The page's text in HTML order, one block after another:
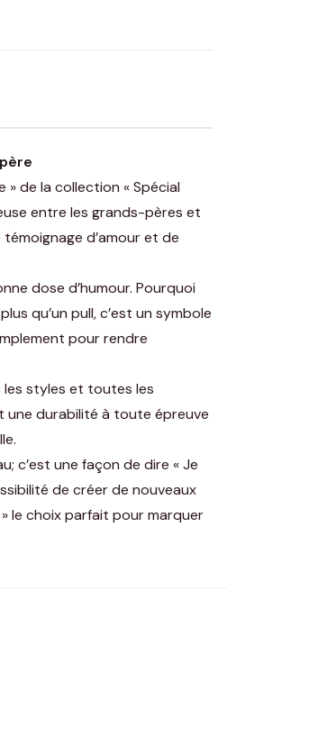
» de la collection « Spécial
entre les grands-pères et
d’amour et de
dose d’humour. Pourquoi
qu’un pull, c’est un symbole
pour rendre
les styles et toutes les
durabilité à toute épreuve
c’est une façon de dire « Je
de créer de nouveaux
le choix parfait pour marquer